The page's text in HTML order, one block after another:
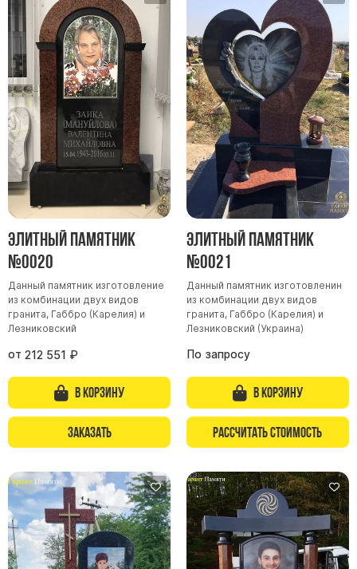
Элитный памятник
№0020
Данный памятник изготовление
из комбинации двух видов
гранита, Габбро (Карелия) и
Лезниковский
от 212 551 ₽
В корзину
Заказать
Элитный памятник
№0021
Данный памятник изготовленин
из комбинации двух видов
гранита, Габбро (Карелия) и
Лезниковский (Украина)
По запросу
В корзину
Рассчитать стоимость